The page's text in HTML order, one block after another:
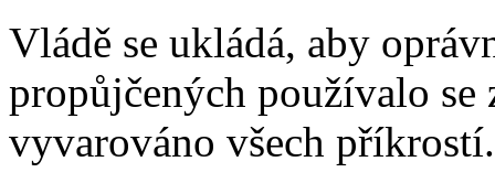
Vládě se ukládá, aby
propůjčených používalo se
vyvarováno všech příkrostí.